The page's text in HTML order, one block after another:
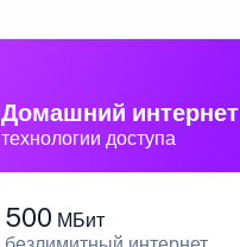
Домашний интернет
технологии доступа
500 МБит